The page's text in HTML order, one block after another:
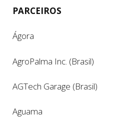
PARCEIROS
Ágora
AgroPalma Inc. (Brasil)
AGTech Garage (Brasil)
Aguama